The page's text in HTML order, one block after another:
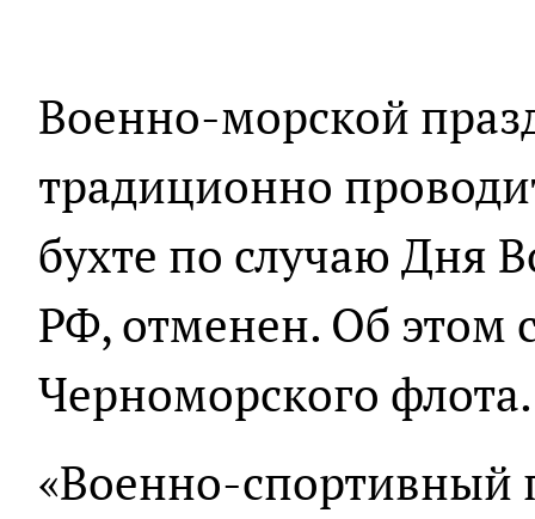
Военно-морской
традиционно
бухте по случаю Дня
РФ, отменен. Об этом
Черноморского флота.
«Военно-спортивный